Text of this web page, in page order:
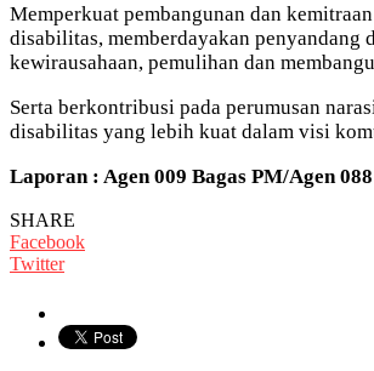
Memperkuat pembangunan dan
disabilitas, memberdayakan penyandang
kewirausahaan, pemulihan dan
Serta berkontribusi pada perumusan
disabilitas yang lebih kuat dalam visi
Laporan : Agen 009 Bagas PM/Agen
SHARE
Facebook
Twitter